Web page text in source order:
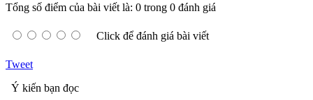
Tổng số điểm của bài viết là: 0 trong 0 đánh giá
Click để đánh giá bài viết
Tweet
Ý kiến bạn đọc